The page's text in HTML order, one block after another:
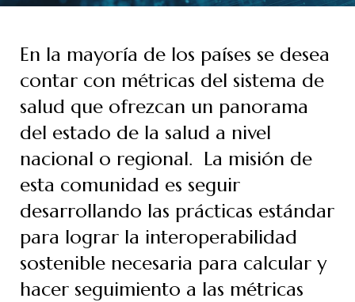
En la mayoría de los países se desea
contar con métricas del sistema de
salud que ofrezcan un panorama
del estado de la salud a nivel
nacional o regional. La misión de
esta comunidad es seguir
desarrollando las prácticas estándar
para lograr la interoperabilidad
sostenible necesaria para calcular y
hacer seguimiento a las métricas